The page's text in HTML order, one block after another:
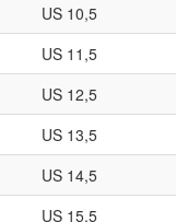
US 10,5
US 11,5
US 12,5
US 13,5
US 14,5
US 15,5